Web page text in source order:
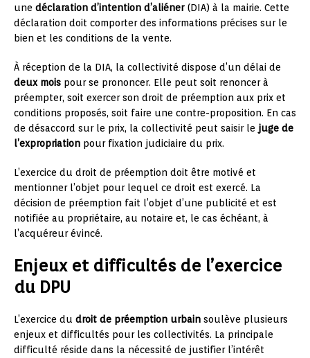
une déclaration d’intention d’aliéner(DIA) à la mairie. Cette
déclaration doit comporter des informations précises sur le
bien et les conditions de la vente.
À réception de la DIA, la collectivité dispose d’un délai de
deux mois pour se prononcer. Elle peut soit renoncer à
préempter, soit exercer son droit de préemption aux prix et
conditions proposés, soit faire une contre-proposition. En cas
de désaccord sur le prix, la collectivité peut saisir le juge de
l’expropriation pour fixation judiciaire du prix.
L’exercice du droit de préemption doit être motivé et
mentionner l’objet pour lequel ce droit est exercé. La
décision de préemption fait l’objet d’une publicité et est
notifiée au propriétaire, au notaire et, le cas échéant, à
l’acquéreur évincé.
Enjeux et difficultés de l’exercice
du DPU
L’exercice du droit de préemption urbain soulève plusieurs
enjeux et difficultés pour les collectivités. La principale
difficulté réside dans la nécessité de justifier l’intérêt